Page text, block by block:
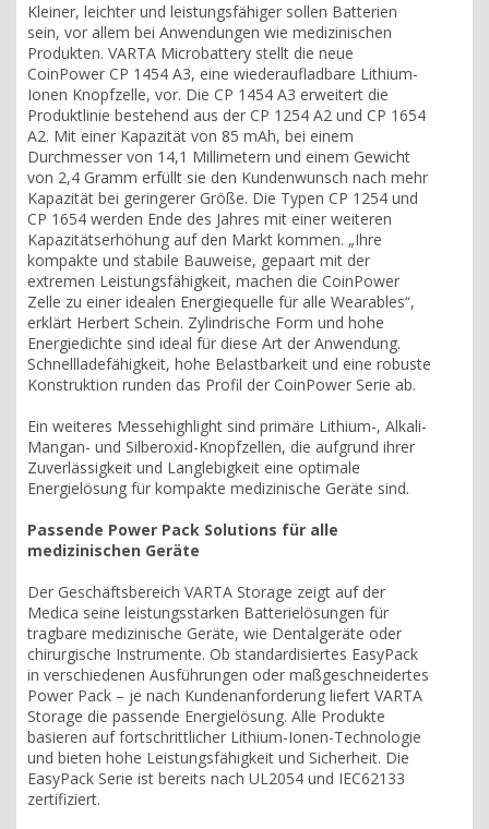
Kleiner, leichter und leistungsfähiger sollen Batterien
sein, vor allem bei Anwendungen wie medizinischen
Produkten. VARTA Microbattery stellt die neue
CoinPower CP 1454 A3, eine wiederaufladbare Lithium-
Ionen Knopfzelle, vor. Die CP 1454 A3 erweitert die
Produktlinie bestehend aus der CP 1254 A2 und CP 1654
A2. Mit einer Kapazität von 85 mAh, bei einem
Durchmesser von 14,1 Millimetern und einem Gewicht
von 2,4 Gramm erfüllt sie den Kundenwunsch nach mehr
Kapazität bei geringerer Größe. Die Typen CP 1254 und
CP 1654 werden Ende des Jahres mit einer weiteren
Kapazitätserhöhung auf den Markt kommen. „Ihre
kompakte und stabile Bauweise, gepaart mit der
extremen Leistungsfähigkeit, machen die CoinPower
Zelle zu einer idealen Energiequelle für alle Wearables“,
erklärt Herbert Schein. Zylindrische Form und hohe
Energiedichte sind ideal für diese Art der Anwendung.
Schnellladefähigkeit, hohe Belastbarkeit und eine robuste
Konstruktion runden das Profil der CoinPower Serie ab.
Ein weiteres Messehighlight sind primäre Lithium-, Alkali-
Mangan- und Silberoxid-Knopfzellen, die aufgrund ihrer
Zuverlässigkeit und Langlebigkeit eine optimale
Energielösung für kompakte medizinische Geräte sind.
Passende Power Pack Solutions für alle
medizinischen Geräte
Der Geschäftsbereich VARTA Storage zeigt auf der
Medica seine leistungsstarken Batterielösungen für
tragbare medizinische Geräte, wie Dentalgeräte oder
chirurgische Instrumente. Ob standardisiertes EasyPack
in verschiedenen Ausführungen oder maßgeschneidertes
Power Pack – je nach Kundenanforderung liefert VARTA
Storage die passende Energielösung. Alle Produkte
basieren auf fortschrittlicher Lithium-Ionen-Technologie
und bieten hohe Leistungsfähigkeit und Sicherheit. Die
EasyPack Serie ist bereits nach UL2054 und IEC62133
zertifiziert.